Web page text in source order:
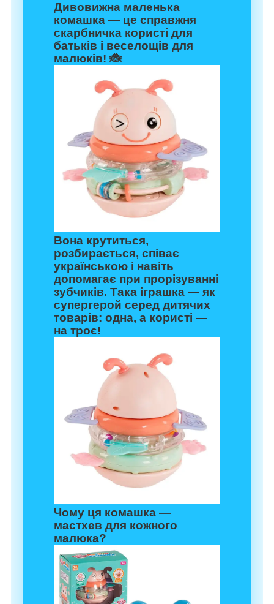
Дивовижна маленька
комашка — це справжня
скарбничка користі для
батьків і веселощів для
малюків! 🐞
Вона крутиться,
розбирається, співає
українською і навіть
допомагає при прорізуванні
зубчиків. Така іграшка — як
супергерой серед дитячих
товарів: одна, а користі —
на троє!
Чому ця комашка —
мастхев для кожного
малюка?